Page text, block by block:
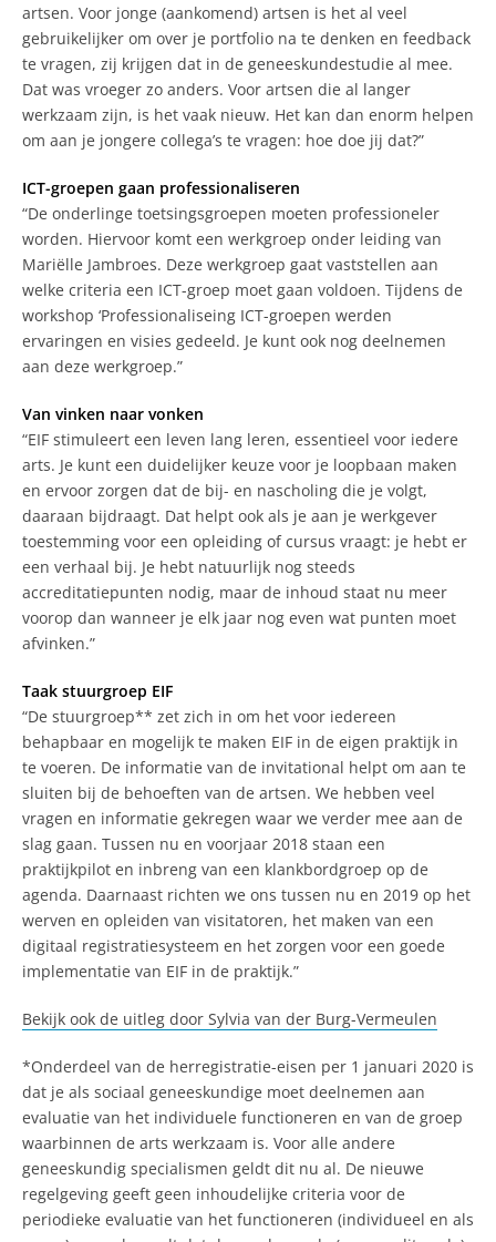
artsen. Voor jonge (aankomend) artsen is het al veel
gebruikelijker om over je portfolio na te denken en feedback
te vragen, zij krijgen dat in de geneeskundestudie al mee.
Dat was vroeger zo anders. Voor artsen die al langer
werkzaam zijn, is het vaak nieuw. Het kan dan enorm helpen
om aan je jongere collega’s te vragen: hoe doe jij dat?”
ICT-groepen gaan professionaliseren
“De onderlinge toetsingsgroepen moeten professioneler
worden. Hiervoor komt een werkgroep onder leiding van
Mariëlle Jambroes. Deze werkgroep gaat vaststellen aan
welke criteria een ICT-groep moet gaan voldoen. Tijdens de
workshop ‘Professionaliseing ICT-groepen werden
ervaringen en visies gedeeld. Je kunt ook nog deelnemen
aan deze werkgroep.”
Van vinken naar vonken
“EIF stimuleert een leven lang leren, essentieel voor iedere
arts. Je kunt een duidelijker keuze voor je loopbaan maken
en ervoor zorgen dat de bij- en nascholing die je volgt,
daaraan bijdraagt. Dat helpt ook als je aan je werkgever
toestemming voor een opleiding of cursus vraagt: je hebt er
een verhaal bij. Je hebt natuurlijk nog steeds
accreditatiepunten nodig, maar de inhoud staat nu meer
voorop dan wanneer je elk jaar nog even wat punten moet
afvinken.”
Taak stuurgroep EIF
“De stuurgroep** zet zich in om het voor iedereen
behapbaar en mogelijk te maken EIF in de eigen praktijk in
te voeren. De informatie van de invitational helpt om aan te
sluiten bij de behoeften van de artsen. We hebben veel
vragen en informatie gekregen waar we verder mee aan de
slag gaan. Tussen nu en voorjaar 2018 staan een
praktijkpilot en inbreng van een klankbordgroep op de
agenda. Daarnaast richten we ons tussen nu en 2019 op het
werven en opleiden van visitatoren, het maken van een
digitaal registratiesysteem en het zorgen voor een goede
implementatie van EIF in de praktijk.”
Bekijk ook de uitleg door Sylvia van der Burg-Vermeulen
*Onderdeel van de herregistratie-eisen per 1 januari 2020 is
dat je als sociaal geneeskundige moet deelnemen aan
evaluatie van het individuele functioneren en van de groep
waarbinnen de arts werkzaam is. Voor alle andere
geneeskundig specialismen geldt dit nu al. De nieuwe
regelgeving geeft geen inhoudelijke criteria voor de
periodieke evaluatie van het functioneren (individueel en als